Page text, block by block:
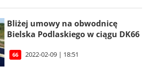
Bliżej umowy na obwodnicę
Bielska Podlaskiego w ciągu DK66
66 2022-02-09 | 18:51